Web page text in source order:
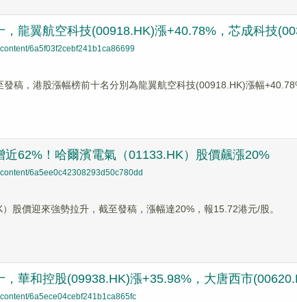
，龍翼航空科技(00918.HK)漲+40.78%，芯成科技
6a5f03f2cebf241b1ca86699
發稿，港股漲幅榜前十名分別為龍翼航空科技(00918.HK)漲幅
近62%！哈爾濱電氣（01133.HK）股價飆漲20%
6a5ee0c42308293d50c780dd
股價迎來強勢拉升，截至發稿，漲幅達20%，報15.72港元/股。
，華和控股(09938.HK)漲+35.98%，大唐西市
6a5ece04cebf241b1ca865fc